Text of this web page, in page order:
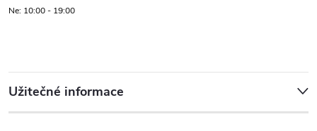
Ne: 10:00 - 19:00
Užitečné informace